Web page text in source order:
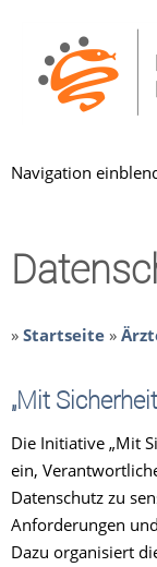
Navigation
» Startseite »
„Mit
Die Initiative „Mit
ein,
Datenschutz zu
Anforderungen
Dazu organisiert